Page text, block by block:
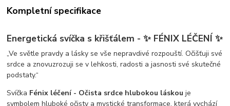
Kompletní specifikace
Energetická svíčka s křišťálem - ✨ FÉNIX LÉČENÍ ✨
„Ve světle pravdy a lásky se vše nepravdivé rozpouští. Očišťuji své
srdce a znovuzrozuji se v lehkosti, radosti a jasnosti své skutečné
podstaty.“
Svíčka Fénix léčení - Očista srdce hlubokou láskou je
symbolem hluboké očisty a mystické transformace, která vychází